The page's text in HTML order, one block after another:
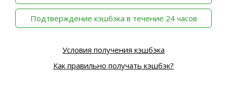
‫Подтверждение кэшбэка в течение 24 часов
Условия получения кэшбэка
Как правильно получать кэшбэк?